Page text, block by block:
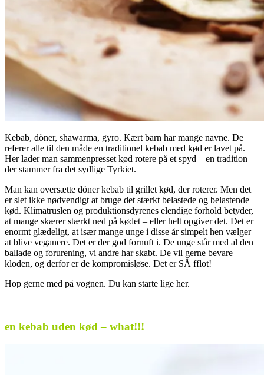
Kebab, döner, shawarma, gyro. Kært barn har mange navne. De
referer alle til den måde en traditionel kebab med kød er lavet på.
Her lader man sammenpresset kød rotere på et spyd – en tradition
der stammer fra det sydlige Tyrkiet.
Man kan oversætte döner kebab til grillet kød, der roterer. Men det
er slet ikke nødvendigt at bruge det stærkt belastede og belastende
kød. Klimatruslen og produktionsdyrenes elendige forhold betyder,
at mange skærer stærkt ned på kødet – eller helt opgiver det. Det er
enormt glædeligt, at især mange unge i disse år simpelt hen vælger
at blive veganere. Det er der god fornuft i. De unge står med al den
ballade og forurening, vi andre har skabt. De vil gerne bevare
kloden, og derfor er de kompromisløse. Det er SÅ fflot!
Hop gerne med på vognen. Du kan starte lige her.
en kebab uden kød – what!!!